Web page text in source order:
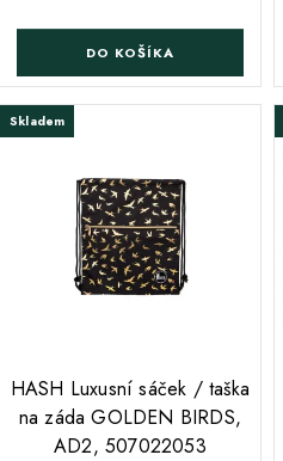
DO KOŠÍKA
Skladem
HASH Luxusní sáček / taška
na záda GOLDEN BIRDS,
AD2, 507022053